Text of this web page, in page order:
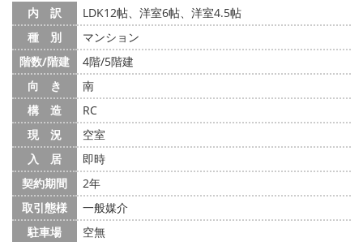
内 訳
LDK12帖、洋室6帖、洋室4.5帖
種 別
マンション
階数/階建
4階/5階建
向 き
南
構 造
RC
現 況
空室
入 居
即時
契約期間
2年
取引態様
一般媒介
駐車場
空無